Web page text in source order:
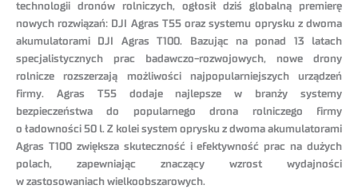
technologii dronów rolniczych, ogłosił dziś globalną premierę
nowych rozwiązań: DJI Agras T55 oraz systemu oprysku z dwoma
akumulatorami DJI Agras T100. Bazując na ponad 13 latach
specjalistycznych prac badawczo-rozwojowych, nowe drony
rolnicze rozszerzają możliwości najpopularniejszych urządzeń
firmy. Agras T55 dodaje najlepsze w branży systemy
bezpieczeństwa do popularnego drona rolniczego firmy
o ładowności 50 l. Z kolei system oprysku z dwoma akumulatorami
Agras T100 zwiększa skuteczność i efektywność prac na dużych
polach, zapewniając znaczący wzrost wydajności
w zastosowaniach wielkoobszarowych.